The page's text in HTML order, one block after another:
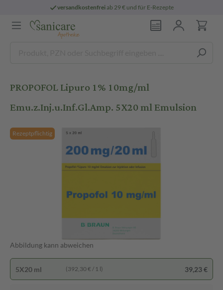
versandkostenfreiab 29 € und für E-Rezepte
PROPOFOL Lipuro 1% 10mg/ml
Emu.z.Inj.u.Inf.Gl.Amp. 5X20 ml Emulsion
Rezeptpflichtig
Abbildung kann abweichen
5X20 ml (392,30 € / 1 l) 39,23 €